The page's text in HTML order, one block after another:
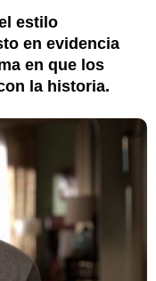
estilo
en evidencia
en que los
la historia.